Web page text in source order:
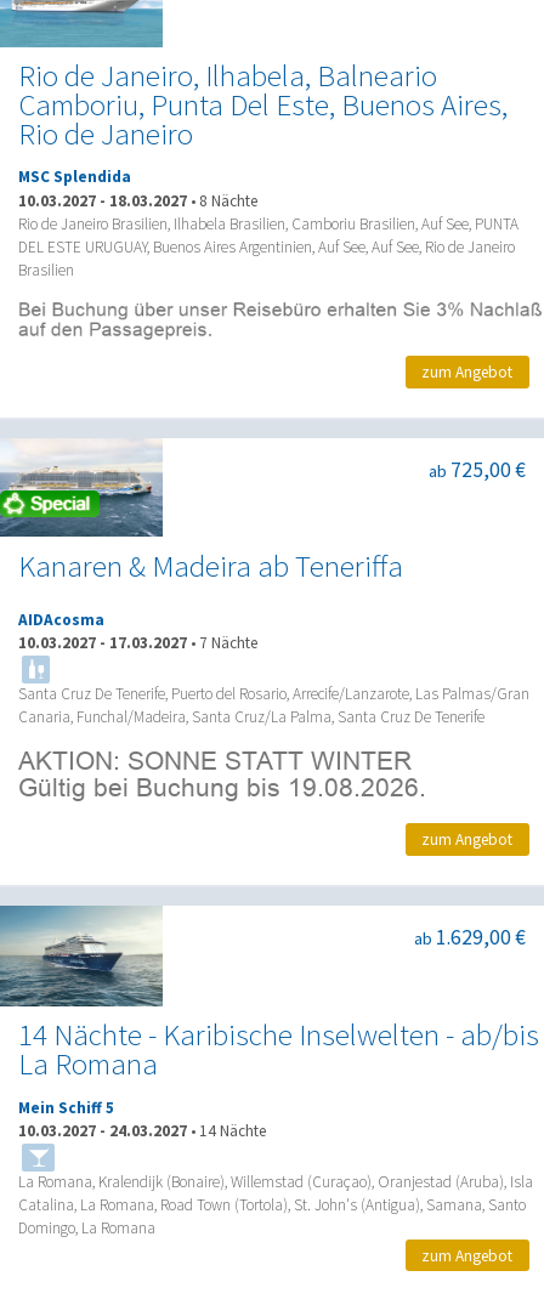
Rio de Janeiro, Ilhabela, Balneario
Camboriu, Punta Del Este, Buenos Aires,
Rio de Janeiro
MSC Splendida
10.03.2027 - 18.03.2027 • 8 Nächte
Rio de Janeiro Brasilien, Ilhabela Brasilien, Camboriu Brasilien, Auf See, PUNTA
DEL ESTE URUGUAY, Buenos Aires Argentinien, Auf See, Auf See, Rio de Janeiro
Brasilien
zum Angebot
Kanaren & Madeira ab Teneriffa
ab 725,00 €
AIDAcosma
10.03.2027 - 17.03.2027 • 7 Nächte
Santa Cruz De Tenerife, Puerto del Rosario, Arrecife/Lanzarote, Las Palmas/Gran
Canaria, Funchal/Madeira, Santa Cruz/La Palma, Santa Cruz De Tenerife
zum Angebot
14 Nächte - Karibische Inselwelten - ab/bis
La Romana
ab 1.629,00 €
Mein Schiff 5
10.03.2027 - 24.03.2027 • 14 Nächte
La Romana, Kralendijk (Bonaire), Willemstad (Curaçao), Oranjestad (Aruba), Isla
Catalina, La Romana, Road Town (Tortola), St. John's (Antigua), Samana, Santo
Domingo, La Romana
zum Angebot